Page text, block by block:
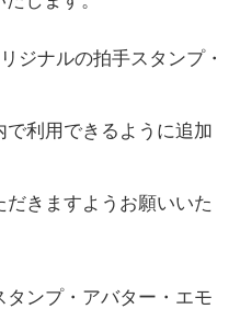
ジナルの拍手スタンプ・
利用できるように追加
だきますようお願いいた
ンプ・アバター・エモ